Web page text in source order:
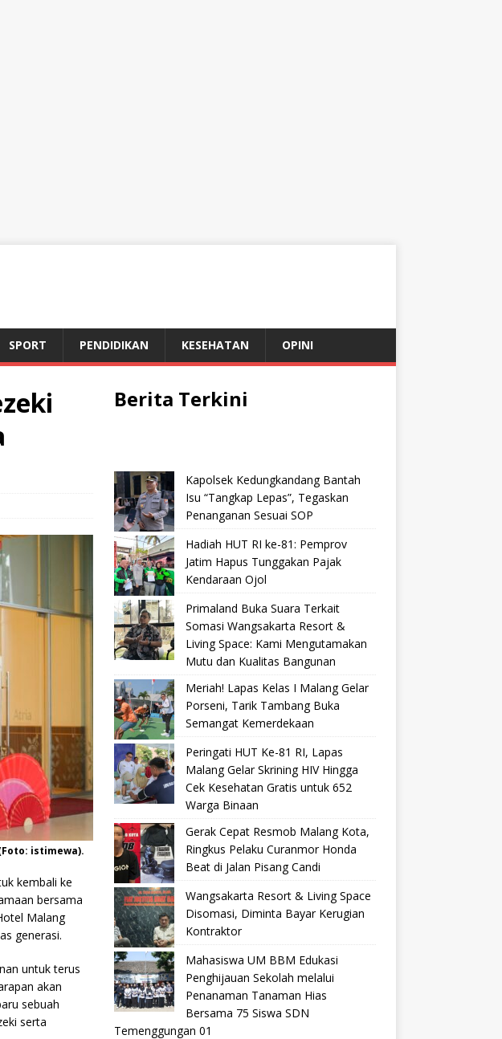
SPORT PENDIDIKAN KESEHATAN OPINI
istimewa).
kembali ke
bersama
Malang
generasi.
untuk terus
akan
sebuah
serta
Berita Terkini
Kapolsek Kedungkandang Bantah
Isu “Tangkap Lepas”, Tegaskan
Penanganan Sesuai SOP
Hadiah HUT RI ke-81: Pemprov
Jatim Hapus Tunggakan Pajak
Kendaraan Ojol
Primaland Buka Suara Terkait
Somasi Wangsakarta Resort &
Living Space: Kami Mengutamakan
Mutu dan Kualitas Bangunan
Meriah! Lapas Kelas I Malang Gelar
Porseni, Tarik Tambang Buka
Semangat Kemerdekaan
Peringati HUT Ke-81 RI, Lapas
Malang Gelar Skrining HIV Hingga
Cek Kesehatan Gratis untuk 652
Warga Binaan
Gerak Cepat Resmob Malang Kota,
Ringkus Pelaku Curanmor Honda
Beat di Jalan Pisang Candi
Wangsakarta Resort & Living Space
Disomasi, Diminta Bayar Kerugian
Kontraktor
Mahasiswa UM BBM Edukasi
Penghijauan Sekolah melalui
Penanaman Tanaman Hias
Bersama 75 Siswa SDN
Temenggungan 01